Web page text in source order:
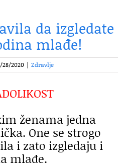
da izgledate
mlađe!
28/2020 Zdravlje
ženama jedna
One se strogo
i zato izgledaju i
mlađe.